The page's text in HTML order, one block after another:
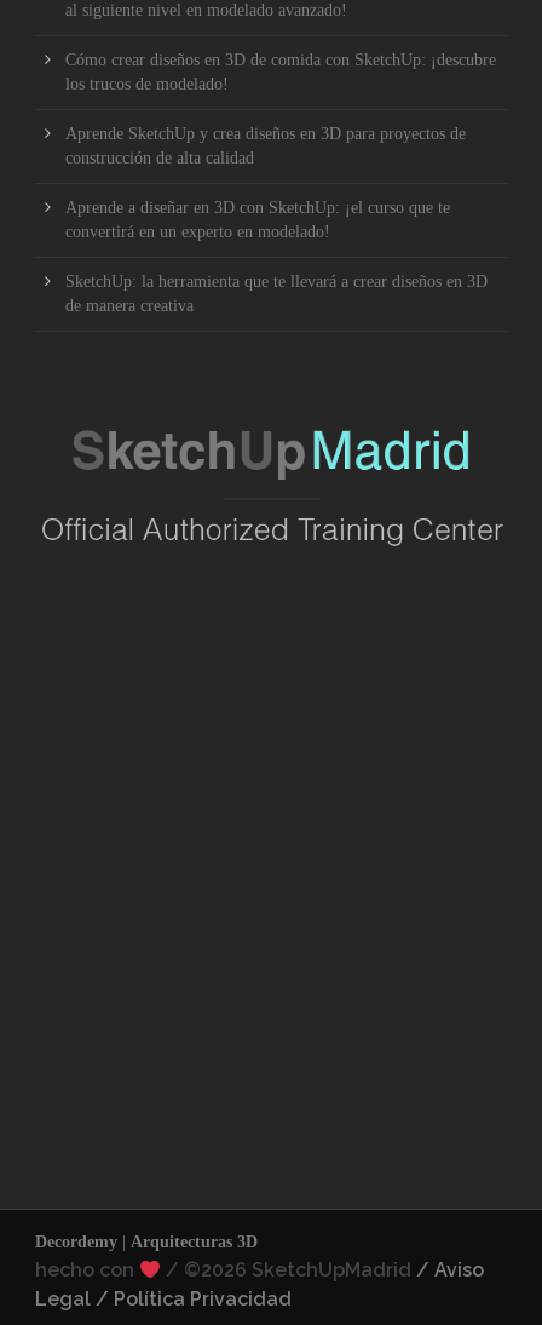
al siguiente nivel en modelado avanzado!
Cómo crear diseños en 3D de comida con SketchUp: ¡descubre
los trucos de modelado!
Aprende SketchUp y crea diseños en 3D para proyectos de
construcción de alta calidad
Aprende a diseñar en 3D con SketchUp: ¡el curso que te
convertirá en un experto en modelado!
SketchUp: la herramienta que te llevará a crear diseños en 3D
de manera creativa
Decordemy Arquitecturas 3D
hecho con / ©2026 SketchUpMadrid/ Aviso
Legal / Política Privacidad